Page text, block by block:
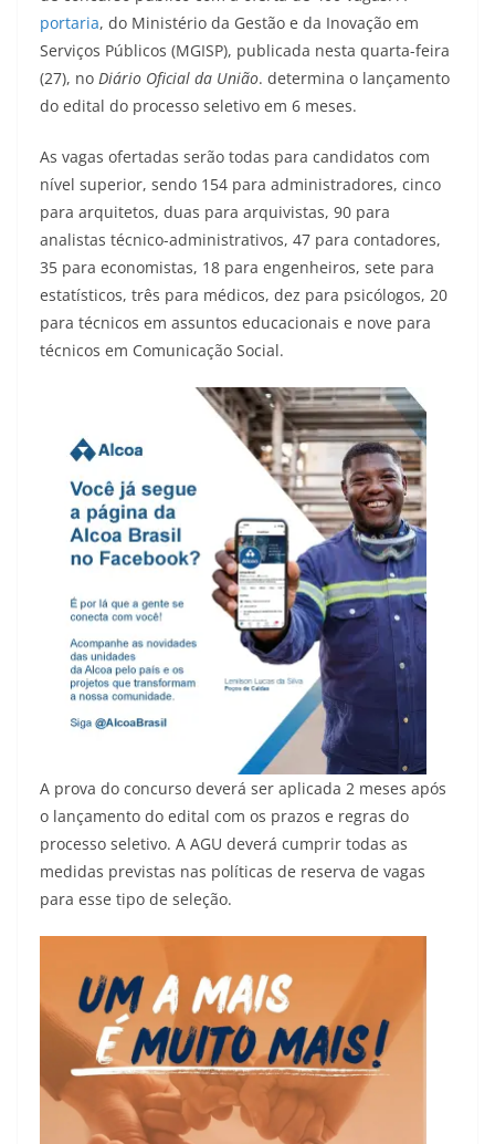
portaria, do Ministério da Gestão e da Inovação em
Serviços Públicos (MGISP), publicada nesta quarta-feira
(27), no Diário Oficial da União. determina o lançamento
do edital do processo seletivo em 6 meses.
As vagas ofertadas serão todas para candidatos com
nível superior, sendo 154 para administradores, cinco
para arquitetos, duas para arquivistas, 90 para
analistas técnico-administrativos, 47 para contadores,
35 para economistas, 18 para engenheiros, sete para
estatísticos, três para médicos, dez para psicólogos, 20
para técnicos em assuntos educacionais e nove para
técnicos em Comunicação Social.
A prova do concurso deverá ser aplicada 2 meses após
o lançamento do edital com os prazos e regras do
processo seletivo. A AGU deverá cumprir todas as
medidas previstas nas políticas de reserva de vagas
para esse tipo de seleção.